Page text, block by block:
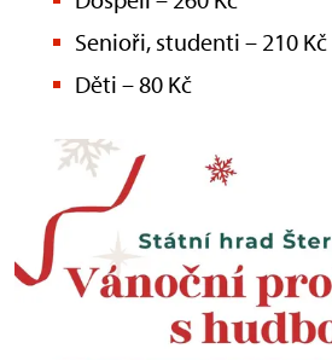
Senioři, studenti – 210 Kč
Děti – 80 Kč